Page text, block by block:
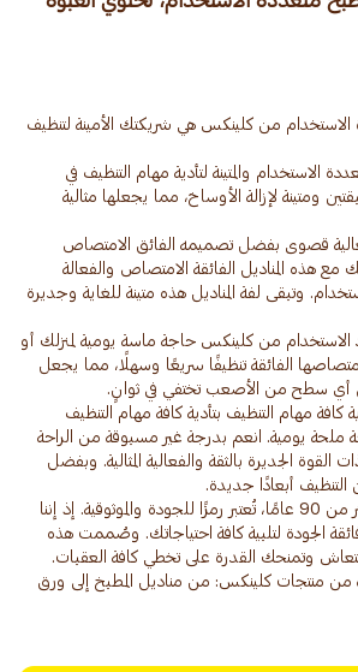
الاستخدام من كلينكس هي شريكتك الأمينة لتنظيف
الاستخدام والمتينة لتأدية مهام التنظيف في
ومتينة لإزالة الأوساخ، مما يجعلها مثالية
قصوى بفضل تصميمه الفائق الامتصاص
مع هذه المناديل الفائقة الامتصاص والفعالة
وتبقى لفة المناديل هذه متينة للغاية وجديرة
الاستخدام من كلينكس حاجة ماسة يومية لمنزلك أو
الفائقة تنظيفًا سريعًا وسهلًا، مما يجعل
كافة مهام التنظيف بتأدية كافة مهام التنظيف
يومية. انعم بدرجة غير مسبوقة من الراحة
القوة الجديرة بالثقة والفعالية المثالية. وبفضل
ولا تزال كلينكس، بعد أكثر من 90 عامًا، تُعتبر رمزًا للجودة والموثوقية. إذ إننا
الجودة لتلبية كافة احتياجاتك. وصُممت هذه
وتمنحك القدرة على تخطي كافة العقبات.
من منتجات كلينكس: من مناديل المطبخ إلى ورق